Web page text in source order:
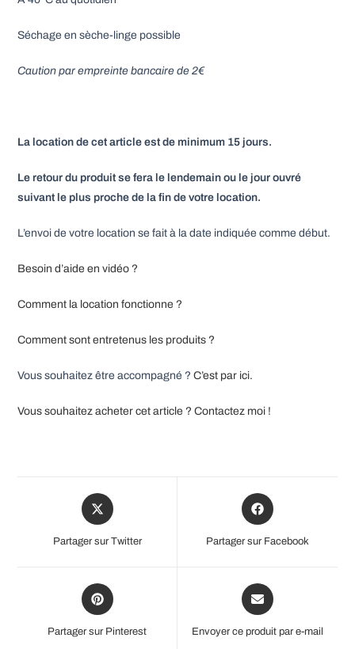
Séchage en sèche-linge possible
Caution par empreinte bancaire de 2€
La location de cet article est de minimum 15 jours.
Le retour du produit se fera le lendemain ou le jour ouvré
suivant le plus proche de la fin de votre location.
L’envoi de votre location se fait à la date indiquée comme début.
Besoin d’aide en vidéo ?
Comment la location fonctionne ?
Comment sont entretenus les produits ?
Vous souhaitez être accompagné ?C’est par ici.
Vous souhaitez acheter cet article ? Contactez moi !
Opens
in
new
Partager sur Twitter
Opens
in
Partager sur Facebook
Opens
in
Partager sur Pinterest
Opens
in
new
Envoyer ce produit par e-mail